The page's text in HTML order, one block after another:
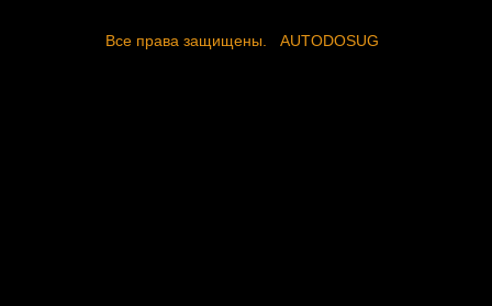
Все права защищены. AUTODOSUG